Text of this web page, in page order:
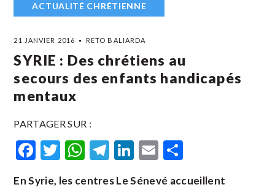
ACTUALITÉ CHRÉTIENNE
21 JANVIER 2016 RETO BALIARDA
SYRIE : Des chrétiens au
secours des enfants handicapés
mentaux
PARTAGER SUR :
Facebook
Twitter
WhatsApp
Telegram
LinkedIn
Email
En Syrie, les centres Le Sénevé accueillent